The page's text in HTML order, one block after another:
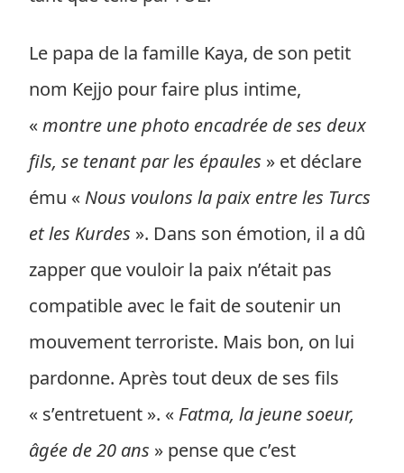
Le papa de la famille Kaya, de son petit
nom Kejjo pour faire plus intime,
«montre une photo encadrée de ses deux
fils, se tenant par les épaules » et déclare
ému « Nous voulons la paix entre les Turcs
et les Kurdes ». Dans son émotion, il a dû
zapper que vouloir la paix n’était pas
compatible avec le fait de soutenir un
mouvement terroriste. Mais bon, on lui
pardonne. Après tout deux de ses fils
« s’entretuent ». « Fatma, la jeune soeur,
âgée de 20 ans » pense que c’est